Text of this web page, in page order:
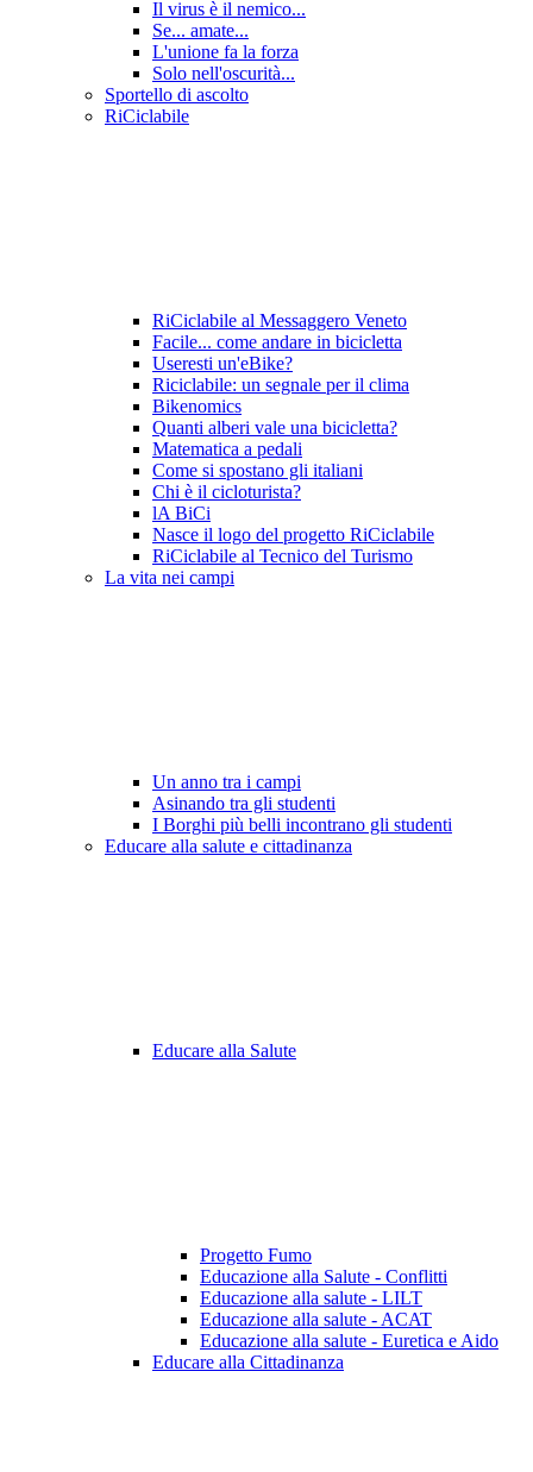
Il virus è il nemico...
Se... amate...
L'unione fa la forza
Solo nell'oscurità...
Sportello di ascolto
RiCiclabile
RiCiclabile al Messaggero Veneto
Facile... come andare in bicicletta
Useresti un'eBike?
Riciclabile: un segnale per il clima
Bikenomics
Quanti alberi vale una bicicletta?
Matematica a pedali
Come si spostano gli italiani
Chi è il cicloturista?
lA BiCi
Nasce il logo del progetto RiCiclabile
RiCiclabile al Tecnico del Turismo
La vita nei campi
Un anno tra i campi
Asinando tra gli studenti
I Borghi più belli incontrano gli studenti
Educare alla salute e cittadinanza
Educare alla Salute
Progetto Fumo
Educazione alla Salute - Conflitti
Educazione alla salute - LILT
Educazione alla salute - ACAT
Educazione alla salute - Euretica e Aido
Educare alla Cittadinanza